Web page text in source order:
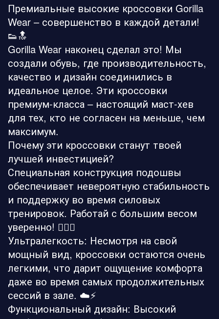
Премиальные высокие кроссовки Gorilla
Wear – совершенство в каждой детали!
👟🔝
Gorilla Wear наконец сделал это! Мы
создали обувь, где производительность,
качество и дизайн соединились в
идеальное целое. Эти кроссовки
премиум-класса – настоящий маст-хев
для тех, кто не согласен на меньше, чем
максимум.
Почему эти кроссовки станут твоей
лучшей инвестицией?
Специальная конструкция подошвы
обеспечивает невероятную стабильность
и поддержку во время силовых
тренировок. Работай с большим весом
уверенно! 🏋️‍♂️🔥
Ультралегкость: Несмотря на свой
мощный вид, кроссовки остаются очень
легкими, что дарит ощущение комфорта
даже во время самых продолжительных
сессий в зале. ☁️⚡
Функциональный дизайн: Высокий